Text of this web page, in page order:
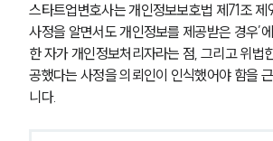
스타트업변호사는 개인정보보호법 제71조 제
사정을 알면서도 개인정보를 제공받은 경우’
한 자가 개인정보처리자라는 점, 그리고 위법
공했다는 사정을 의뢰인이 인식했어야 함을
니다.